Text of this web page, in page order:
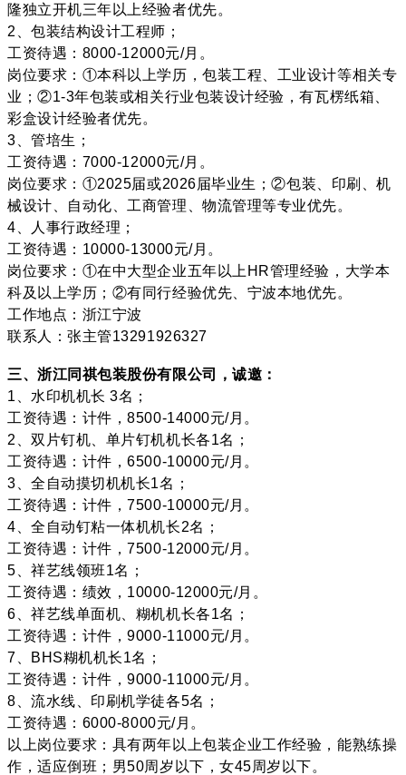
隆独立开机三年以上经验者优先。
2、包装结构设计工程师；
工资待遇：8000-12000元/月。
岗位要求：①本科以上学历，包装工程、工业设计等相关专
业；②1-3年包装或相关行业包装设计经验，有瓦楞纸箱、
彩盒设计经验者优先。
3、管培生；
工资待遇：7000-12000元/月。
岗位要求：①2025届或2026届毕业生；②包装、印刷、机
械设计、自动化、工商管理、物流管理等专业优先。
4、人事行政经理；
工资待遇：10000-13000元/月。
岗位要求：①在中大型企业五年以上HR管理经验，大学本
科及以上学历；②有同行经验优先、宁波本地优先。
工作地点：浙江宁波
联系人：张主管13291926327
三、浙江同祺包装股份有限公司，诚邀：
1、水印机机长 3名；
工资待遇：计件，8500-14000元/月。
2、双片钉机、单片钉机机长各1名；
工资待遇：计件，6500-10000元/月。
3、全自动摸切机机长1名；
工资待遇：计件，7500-10000元/月。
4、全自动钉粘一体机机长2名；
工资待遇：计件，7500-12000元/月。
5、祥艺线领班1名；
工资待遇：绩效，10000-12000元/月。
6、祥艺线单面机、糊机机长各1名；
工资待遇：计件，9000-11000元/月。
7、BHS糊机机长1名；
工资待遇：计件，9000-11000元/月。
8、流水线、印刷机学徒各5名；
工资待遇：6000-8000元/月。
以上岗位要求：具有两年以上包装企业工作经验，能熟练操
作，适应倒班；男50周岁以下，女45周岁以下。